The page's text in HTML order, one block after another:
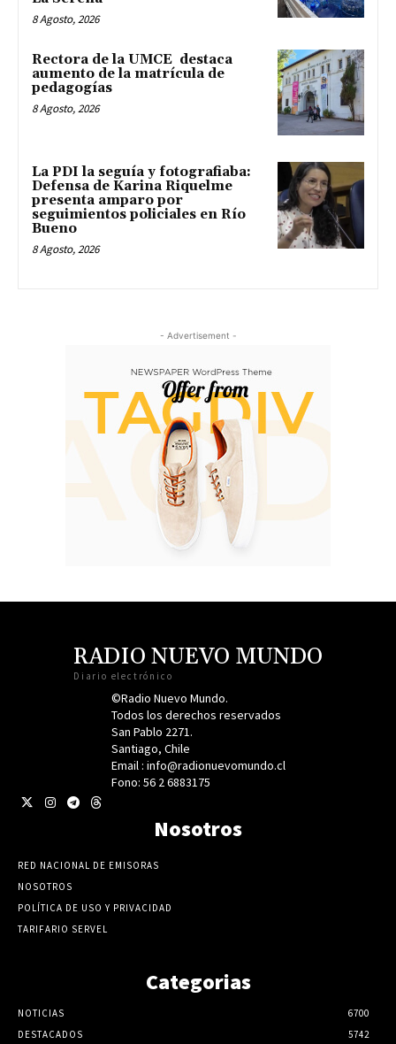
8 Agosto, 2026
Rectora de la UMCE destaca
aumento de la matrícula de
pedagogías
8 Agosto, 2026
La PDI la seguía y fotografiaba:
Defensa de Karina Riquelme
presenta amparo por
seguimientos policiales en Río
Bueno
8 Agosto, 2026
- Advertisement -
RADIO NUEVO MUNDO
Diario electrónico
©Radio Nuevo Mundo.
Todos los derechos reservados
San Pablo 2271.
Santiago, Chile
Email : info@radionuevomundo.cl
Fono: 56 2 6883175
Nosotros
RED NACIONAL DE EMISORAS
NOSOTROS
POLÍTICA DE USO Y PRIVACIDAD
TARIFARIO SERVEL
Categorias
NOTICIAS
6700
DESTACADOS
5742